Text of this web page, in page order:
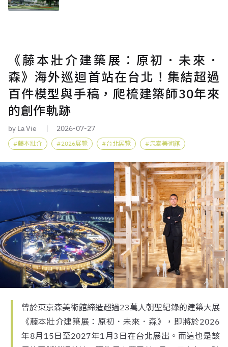
《藤本壯介建築展：原初．未來．
森》海外巡迴首站在台北！集結超過
百件模型與手稿，爬梳建築師30年來
的創作軌跡
by La Vie 2026-07-27
藤本壯介 2026展覽 台北展覽 忠泰美術館
曾於東京森美術館締造超過23萬人朝聖紀錄的建築大展
《藤本壯介建築展：原初．未來．森》，即將於2026
年8月15日至2027年1月3日在台北展出。而這也是該